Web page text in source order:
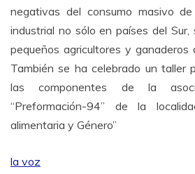
negativas del consumo masivo
industrial no sólo en países del
pequeños agricultores y ganaderos
También se ha celebrado un taller
las componentes de la
“Preformación-94” de la
alimentaria y Género”
la voz